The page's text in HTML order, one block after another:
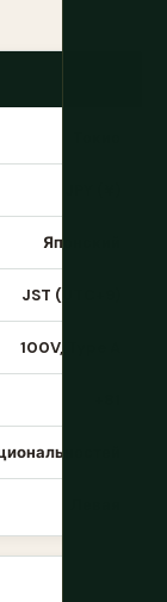
Японский
JST (UTC+9)
100V, Type A